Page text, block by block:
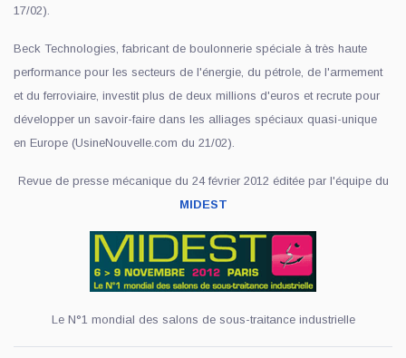
17/02).
Beck Technologies, fabricant de boulonnerie spéciale à très haute
performance pour les secteurs de l'énergie, du pétrole, de l'armement
et du ferroviaire, investit plus de deux millions d'euros et recrute pour
développer un savoir-faire dans les alliages spéciaux quasi-unique
en Europe (UsineNouvelle.com du 21/02).
Revue de presse mécanique du 24 février 2012 éditée par l'équipe du
MIDEST
Le N°1 mondial des salons de sous-traitance industrielle